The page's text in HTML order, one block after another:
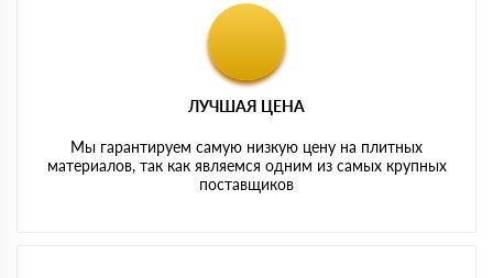
ЛУЧШАЯ ЦЕНА
Мы гарантируем самую низкую цену на плитных
материалов, так как являемся одним из самых крупных
поставщиков